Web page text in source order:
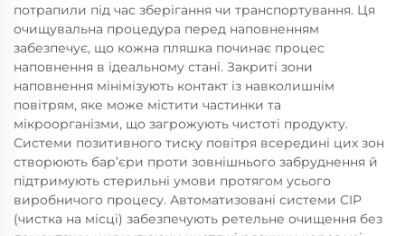
потрапили під час зберігання чи транспортування. Ця
очищувальна процедура перед наповненням
забезпечує, що кожна пляшка починає процес
наповнення в ідеальному стані. Закриті зони
наповнення мінімізують контакт із навколишнім
повітрям, яке може містити частинки та
мікроорганізми, що загрожують чистоті продукту.
Системи позитивного тиску повітря всередині цих зон
створюють бар’єри проти зовнішнього забруднення й
підтримують стерильні умови протягом усього
виробничого процесу. Автоматизовані системи CIP
(чистка на місці) забезпечують ретельне очищення без